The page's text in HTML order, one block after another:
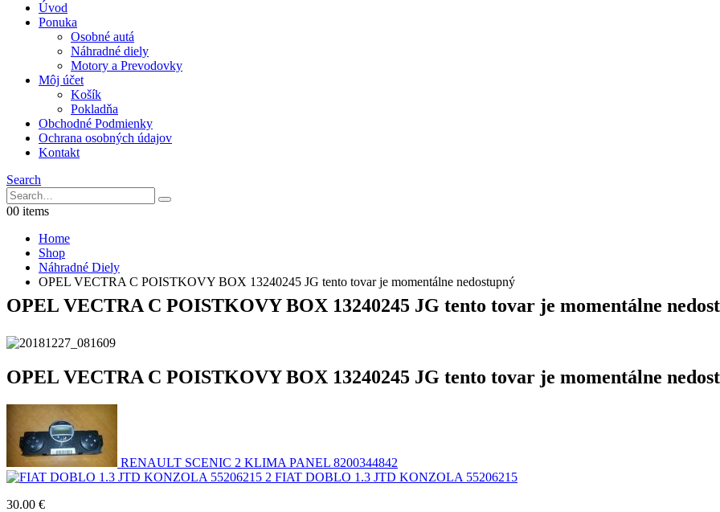
Úvod
Ponuka
Osobné autá
Náhradné diely
Motory a Prevodovky
Môj účet
Košík
Pokladňa
Obchodné Podmienky
Ochrana osobných údajov
Kontakt
Search
00 items
Home
Shop
Náhradné Diely
OPEL VECTRA C POISTKOVY BOX 13240245 JG tento tovar je momentálne nedostupný
OPEL VECTRA C POISTKOVY BOX 13240245 JG tento tovar je momentálne
OPEL VECTRA C POISTKOVY BOX 13240245 JG tento tovar je momentálne
RENAULT SCENIC 2 KLIMA PANEL 8200344842
FIAT DOBLO 1.3 JTD KONZOLA 55206215
30.00 €